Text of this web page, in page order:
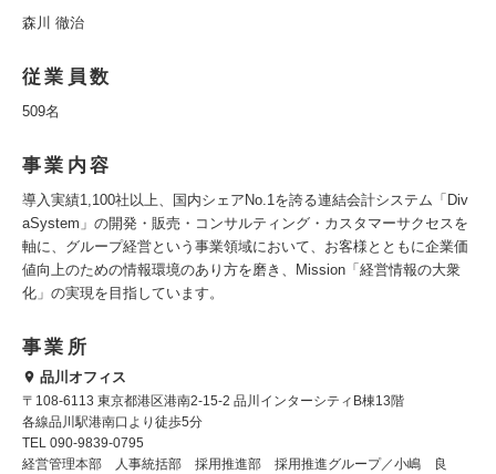
森川 徹治
従業員数
509名
事業内容
導入実績1,100社以上、国内シェアNo.1を誇る連結会計システム「Div
aSystem」の開発・販売・コンサルティング・カスタマーサクセスを
軸に、グループ経営という事業領域において、お客様とともに企業価
値向上のための情報環境のあり方を磨き、Mission「経営情報の大衆
化」の実現を目指しています。
事業所
品川オフィス
〒108-6113 東京都港区港南2-15-2 品川インターシティB棟13階
各線品川駅港南口より徒歩5分
TEL 090-9839-0795
経営管理本部 人事統括部 採用推進部 採用推進グループ／小嶋 良